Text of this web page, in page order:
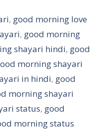
r
e
, good morning love
, good morning
shayari hindi, good
morning shayari
in hindi, good
morning shayari
status, good
morning status